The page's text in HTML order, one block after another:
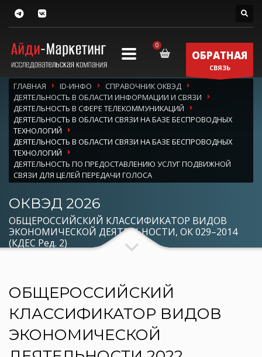
ОБРАТНАЯ
СВЯЗЬ
ГЛАВНАЯ ID-ИНФО
СПРАВОЧНИК ОКВЭД
ДЕЯТЕЛЬНОСТЬ В ОБЛАСТИ ИНФОРМАЦИИ И СВЯЗИ
ДЕЯТЕЛЬНОСТЬ В СФЕРЕ ТЕЛЕКОММУНИКАЦИЙ
ДЕЯТЕЛЬНОСТЬ В ОБЛАСТИ СВЯЗИ НА БАЗЕ БЕСПРОВОДНЫХ
ТЕХНОЛОГИЙ
ДЕЯТЕЛЬНОСТЬ В ОБЛАСТИ СВЯЗИ НА БАЗЕ БЕСПРОВОДНЫХ
ТЕХНОЛОГИЙ
ДЕЯТЕЛЬНОСТЬ ПО ПРЕДОСТАВЛЕНИЮ УСЛУГ ПОДВИЖНОЙ
СВЯЗИ ДЛЯ ЦЕЛЕЙ ПЕРЕДАЧИ ГОЛОСА
ОКВЭД 2026
ОБЩЕРОССИЙСКИЙ КЛАССИФИКАТОР ВИДОВ
ЭКОНОМИЧЕСКОЙ ДЕЯТЕЛЬНОСТИ, ОК 029–2014
(КДЕС Ред. 2)
ОБЩЕРОССИЙСКИЙ
КЛАССИФИКАТОР ВИДОВ
ЭКОНОМИЧЕСКОЙ